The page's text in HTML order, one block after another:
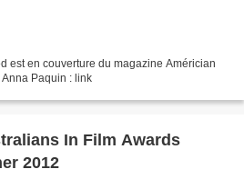
est en couverture du magazine Américian
Paquin : link
In Film Awards
2012